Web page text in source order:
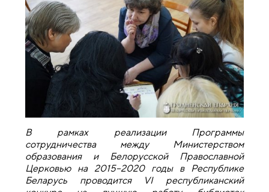
В рамках реализации Программы
сотрудничества между Министерством
образования и Белорусской Православной
Церковью на 2015–2020 годы в Республике
Беларусь проводится VІ республиканский